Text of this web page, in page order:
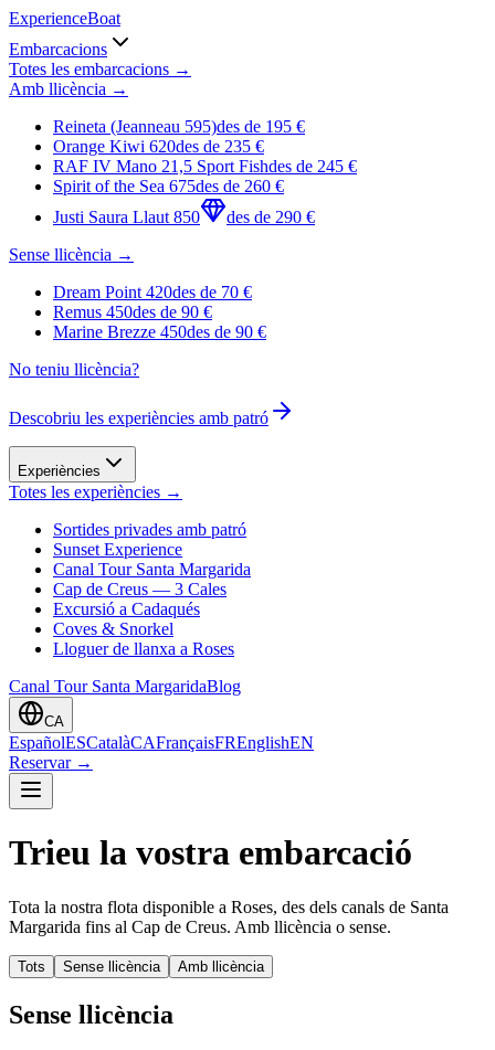
ExperienceBoat
Embarcacions
Totes les embarcacions →
Amb llicència →
Reineta (Jeanneau 595)des de 195 €
Orange Kiwi 620des de 235 €
RAF IV Mano 21,5 Sport Fishdes de 245 €
Spirit of the Sea 675des de 260 €
Justi Saura Llaut 850
des de 290 €
Sense llicència →
Dream Point 420des de 70 €
Remus 450des de 90 €
Marine Brezze 450des de 90 €
No teniu llicència?
Descobriu les experiències amb patró
Experiències
Totes les experiències →
Sortides privades amb patró
Sunset Experience
Canal Tour Santa Margarida
Cap de Creus — 3 Cales
Excursió a Cadaqués
Coves & Snorkel
Lloguer de llanxa a Roses
Canal Tour Santa MargaridaBlog
CA
EspañolESCatalàCAFrançaisFREnglishEN
Reservar→
Trieu la vostra embarcació
Tota la nostra flota disponible a Roses, des dels canals de Santa
Margarida fins al Cap de Creus. Amb llicència o sense.
Tots Sense llicència Amb llicència
Sense llicència